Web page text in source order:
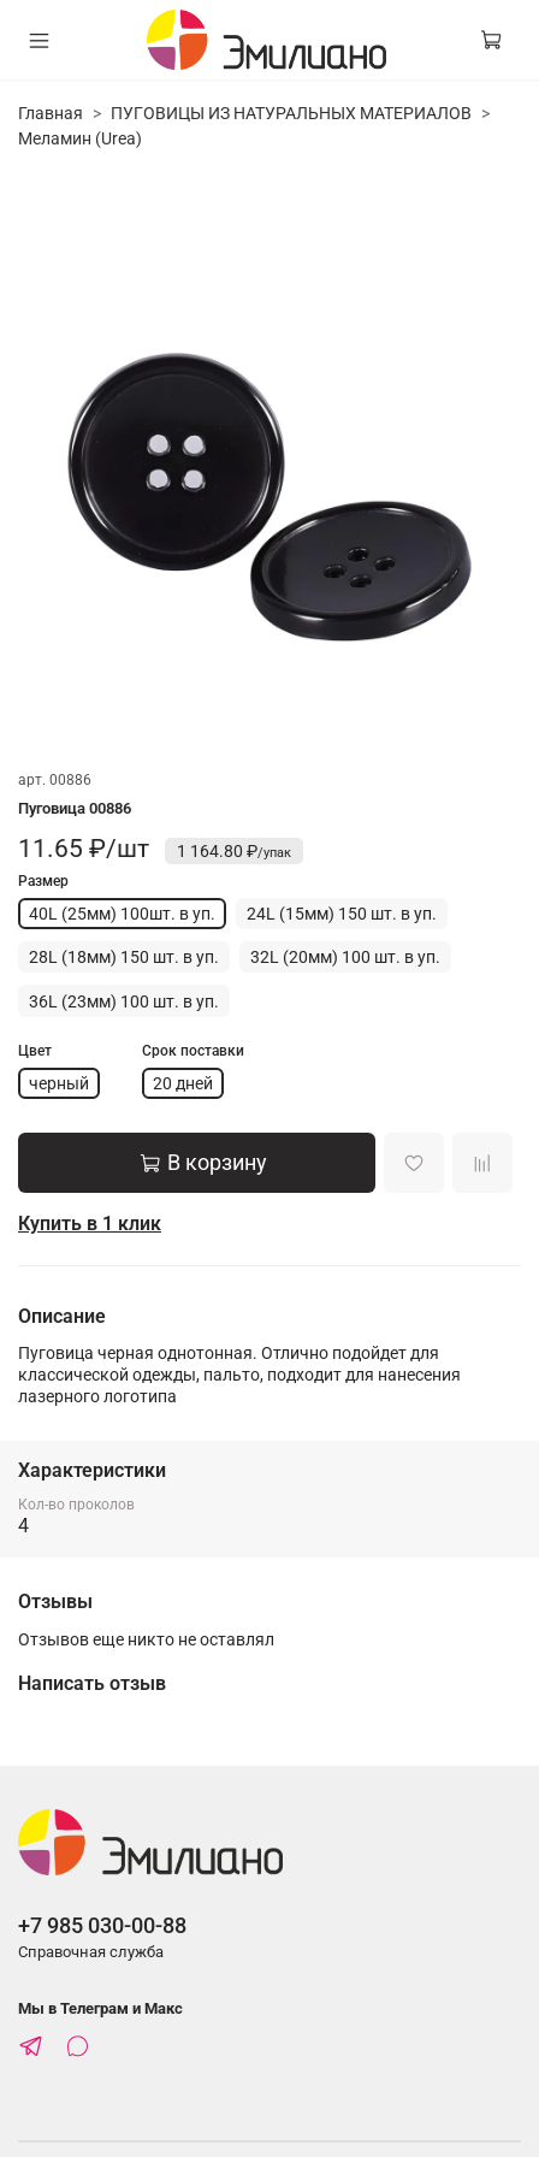
Главная
ПУГОВИЦЫ ИЗ НАТУРАЛЬНЫХ МАТЕРИАЛОВ
Меламин (Urea)
арт. 00886
Пуговица 00886
11.65 ₽/шт 1 164.80 ₽
Размер
40L (25мм) 100шт. в уп. 24L (15мм) 150 шт. в уп.
28L (18мм) 150 шт. в уп. 32L (20мм) 100 шт. в уп.
36L (23мм) 100 шт. в уп.
Цвет
черный
Срок поставки
20 дней
В корзину
Купить в 1 клик
Описание
Пуговица черная однотонная. Отлично подойдет для
классической одежды, пальто, подходит для нанесения
лазерного логотипа
Характеристики
Кол-во проколов
4
Отзывы
Отзывов еще никто не оставлял
Написать отзыв
+7 985 030-00-88
Справочная служба
Мы в Телеграм и Макс